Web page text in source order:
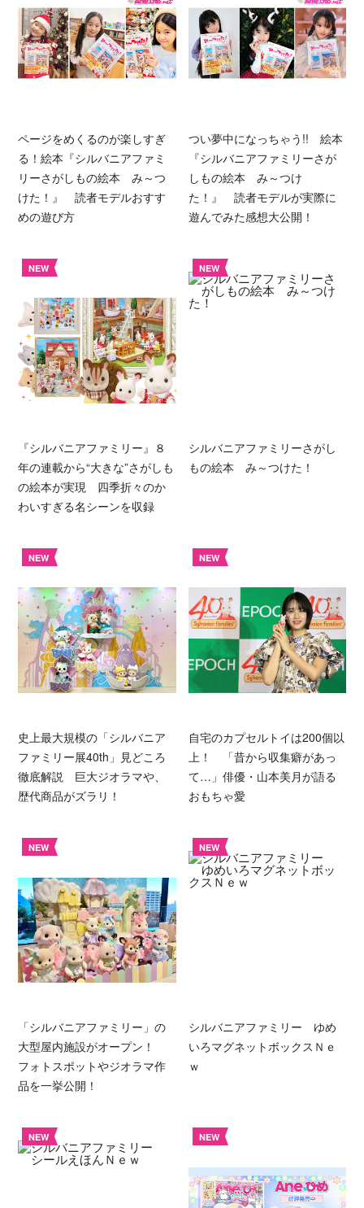
ページをめくるのが楽しすぎ
る！絵本『シルバニアファミ
リーさがしもの絵本 み～つ
けた！』 読者モデルおすす
めの遊び方
つい夢中になっちゃう!! 絵本
『シルバニアファミリーさが
しもの絵本 み～つけ
た！』 読者モデルが実際に
遊んでみた感想大公開！
NEW
『シルバニアファミリー』８
年の連載から“大きな”さがしも
の絵本が実現 四季折々のか
わいすぎる名シーンを収録
NEW
シルバニアファミリーさがし
もの絵本 み～つけた！
NEW
史上最大規模の「シルバニア
ファミリー展40th」見どころ
徹底解説 巨大ジオラマや、
歴代商品がズラリ！
NEW
自宅のカプセルトイは200個以
上！ 「昔から収集癖があっ
て…」俳優・山本美月が語る
おもちゃ愛
NEW
「シルバニアファミリー」の
大型屋内施設がオープン！
フォトスポットやジオラマ作
品を一挙公開！
NEW
シルバニアファミリー ゆめ
いろマグネットボックスＮｅ
ｗ
NEW NEW